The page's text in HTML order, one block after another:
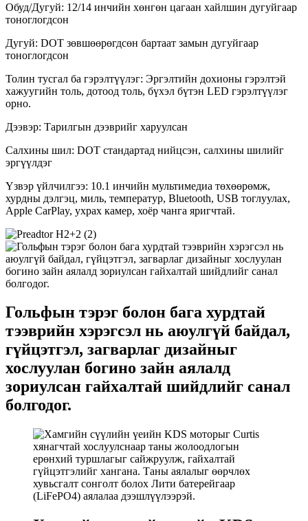
Обуд/Дугуй: 12/14 инчийн хөнгөн цагаан хайлшин дугуйгаар
тоноглогдсон
Дугуй: DOT зөвшөөрөгдсөн бартаат замын дугуйгаар
тоноглогдсон
Толин тусгал ба гэрэлтүүлэг: Эргэлтийн дохионы гэрэлтэй
хажуугийн толь, дотоод толь, бүхэл бүтэн LED гэрэлтүүлэг
орно.
Дээвэр: Тарилгын дээврийг харуулсан
Салхины шил: DOT стандартад нийцсэн, салхины шилийг
эргүүлдэг
Үзвэр үйлчилгээ: 10.1 инчийн мультимедиа төхөөрөмж,
хурдны дэлгэц, миль, температур, Bluetooth, USB тоглуулах,
Apple CarPlay, ухрах камер, хоёр чанга яригчтай.
Гольфын тэрэг болон бага хурдтай
тээврийн хэрэгсэл нь аюулгүй байдал,
гүйцэтгэл, загварлаг дизайныг
хослуулан богино зайн аялалд
зориулсан гайхалтай шийдлийг санал
болгодог.